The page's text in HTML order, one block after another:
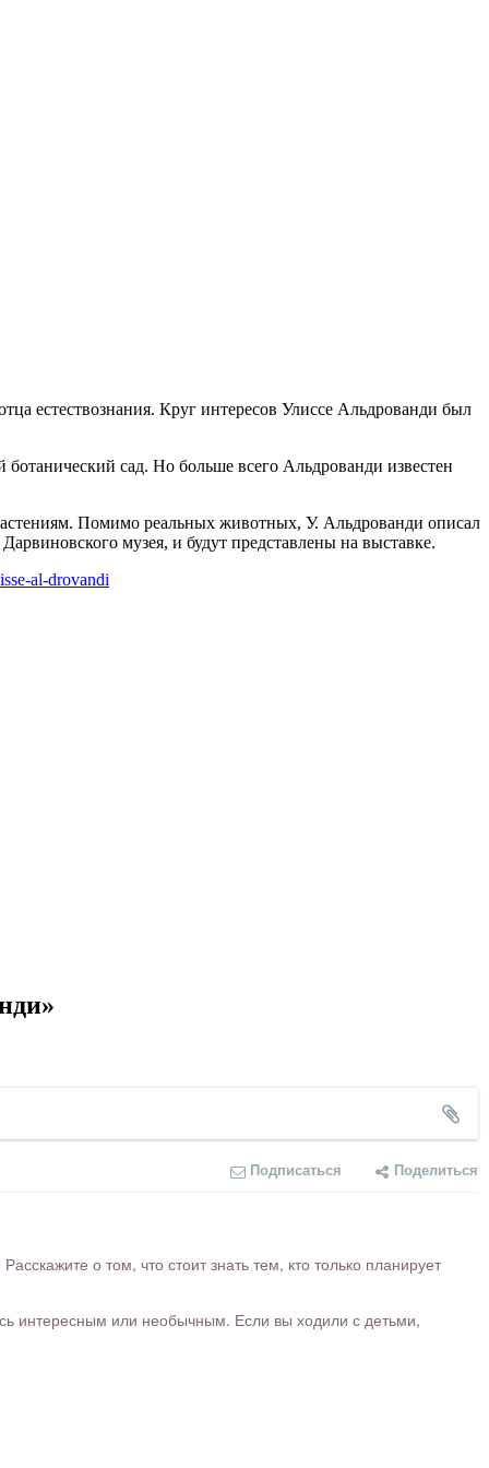
естествознания. Круг интересов Улиссе Альдрованди был
сад. Но больше всего Альдрованди известен
Помимо реальных животных, У. Альдрованди описал
музея, и будут представлены на выставке.
al-drovandi
Подписаться Поделиться
о том, что стоит знать тем, кто только планирует
интересным или необычным. Если вы ходили с детьми,